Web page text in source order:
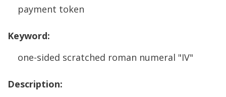
payment token
Keyword:
one-sided scratched roman numeral "IV"
Description: